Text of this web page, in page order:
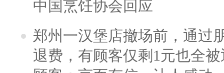
中国烹饪协会回应
郑州一汉堡店撤场前，通过
退费，有顾客仅剩1元也全